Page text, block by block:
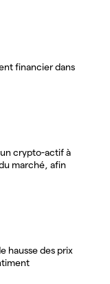
financier dans
crypto-actif à
marché, afin
hausse des prix